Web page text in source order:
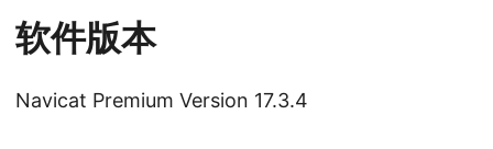
软件版本
Navicat Premium Version 17.3.4